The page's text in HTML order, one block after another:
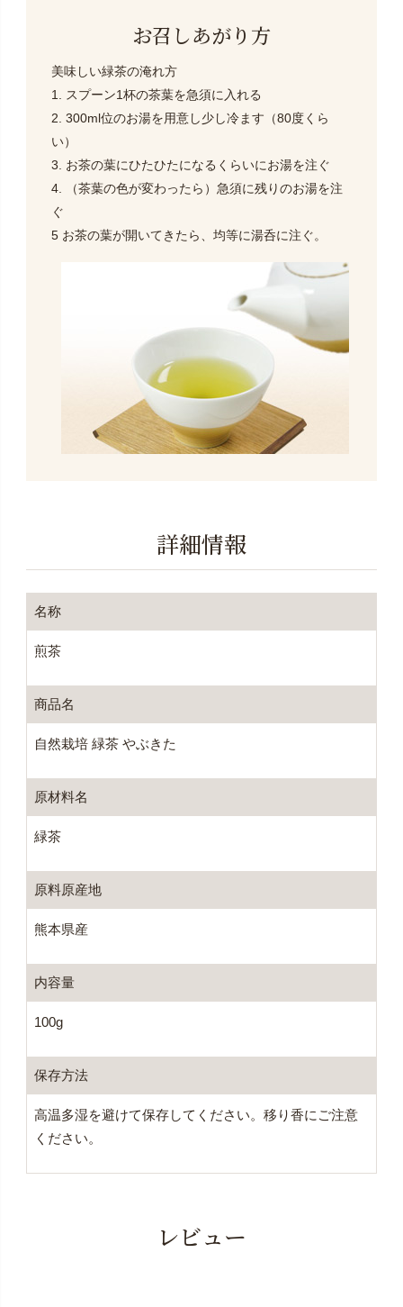
お召しあがり方
美味しい緑茶の淹れ方
1. スプーン1杯の茶葉を急須に入れる
2. 300ml位のお湯を用意し少し冷ます（80度くら
い）
3. お茶の葉にひたひたになるくらいにお湯を注ぐ
4. （茶葉の色が変わったら）急須に残りのお湯を注
ぐ
5 お茶の葉が開いてきたら、均等に湯呑に注ぐ。
詳細情報
名称
煎茶
商品名
自然栽培 緑茶 やぶきた
原材料名
緑茶
原料原産地
熊本県産
内容量
100g
保存方法
高温多湿を避けて保存してください。移り香にご注意
ください。
レビュー